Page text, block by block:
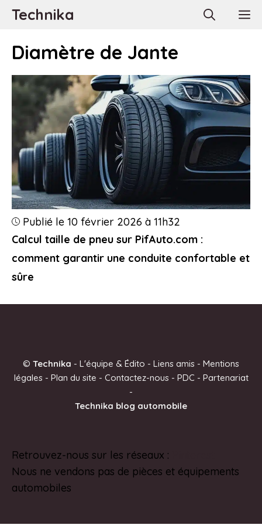
AllerTechnika
Diamètre de Jante
Calcul taille de pneu sur PifAuto.com :
comment garantir une conduite confortable et
sûre
Publié le 10 février 2026 à 11h32
© Technika - L'équipe & Édito - Liens amis - Mentions
légales- Plan du site - Contactez-nous- PDC - Partenariat
-
Technika blog automobile
Retrouvez-nous sur les réseaux :
Nous ne vendons pas de pièces et équipements
automobiles